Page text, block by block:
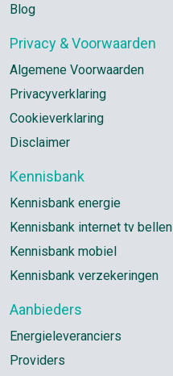
Blog
Privacy & Voorwaarden
Algemene Voorwaarden
Privacyverklaring
Cookieverklaring
Disclaimer
Kennisbank
Kennisbank energie
Kennisbank internet tv bellen
Kennisbank mobiel
Kennisbank verzekeringen
Aanbieders
Energieleveranciers
Providers